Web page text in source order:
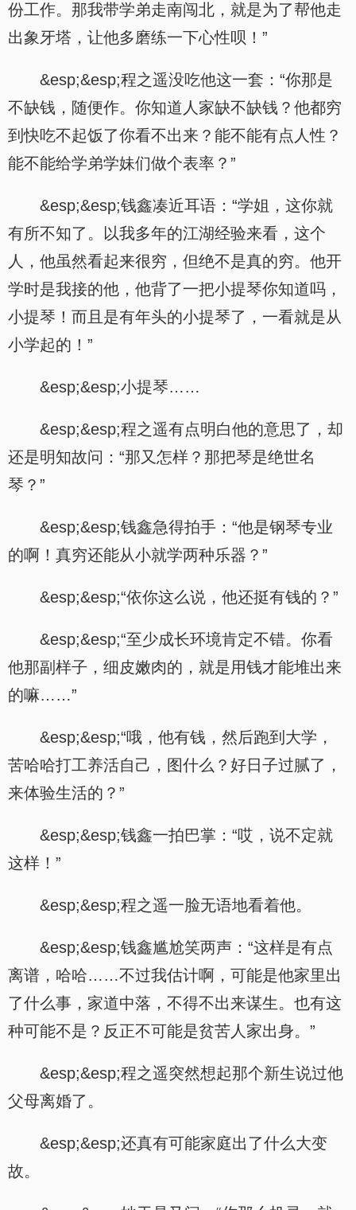
份工作。那我带学弟走南闯北，就是为了帮他走
出象牙塔，让他多磨练一下心性呗！”
&esp;&esp;程之遥没吃他这一套：“你那是
不缺钱，随便作。你知道人家缺不缺钱？他都穷
到快吃不起饭了你看不出来？能不能有点人性？
能不能给学弟学妹们做个表率？”
&esp;&esp;钱鑫凑近耳语：“学姐，这你就
有所不知了。以我多年的江湖经验来看，这个
人，他虽然看起来很穷，但绝不是真的穷。他开
学时是我接的他，他背了一把小提琴你知道吗，
小提琴！而且是有年头的小提琴了，一看就是从
小学起的！”
&esp;&esp;小提琴……
&esp;&esp;程之遥有点明白他的意思了，却
还是明知故问：“那又怎样？那把琴是绝世名
琴？”
&esp;&esp;钱鑫急得拍手：“他是钢琴专业
的啊！真穷还能从小就学两种乐器？”
&esp;&esp;“依你这么说，他还挺有钱的？”
&esp;&esp;“至少成长环境肯定不错。你看
他那副样子，细皮嫩肉的，就是用钱才能堆出来
的嘛……”
&esp;&esp;“哦，他有钱，然后跑到大学，
苦哈哈打工养活自己，图什么？好日子过腻了，
来体验生活的？”
&esp;&esp;钱鑫一拍巴掌：“哎，说不定就
这样！”
&esp;&esp;程之遥一脸无语地看着他。
&esp;&esp;钱鑫尴尬笑两声：“这样是有点
离谱，哈哈……不过我估计啊，可能是他家里出
了什么事，家道中落，不得不出来谋生。也有这
种可能不是？反正不可能是贫苦人家出身。”
&esp;&esp;程之遥突然想起那个新生说过他
父母离婚了。
&esp;&esp;还真有可能家庭出了什么大变
故。